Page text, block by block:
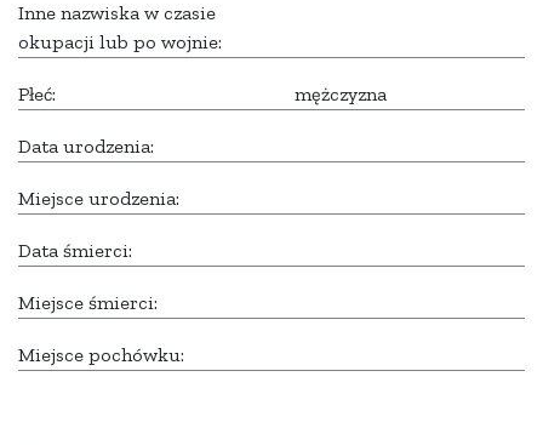
Inne nazwiska w czasie
okupacji lub po wojnie:
Płeć: mężczyzna
Data urodzenia:
Miejsce urodzenia:
Data śmierci:
Miejsce śmierci:
Miejsce pochówku: